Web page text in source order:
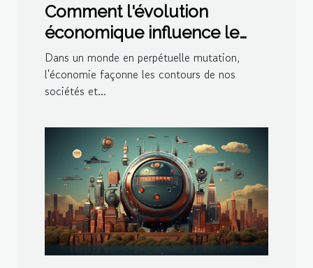
Comment l'évolution
économique influence le
marché des produits de
beauté
Dans un monde en perpétuelle mutation,
l'économie façonne les contours de nos
sociétés et...